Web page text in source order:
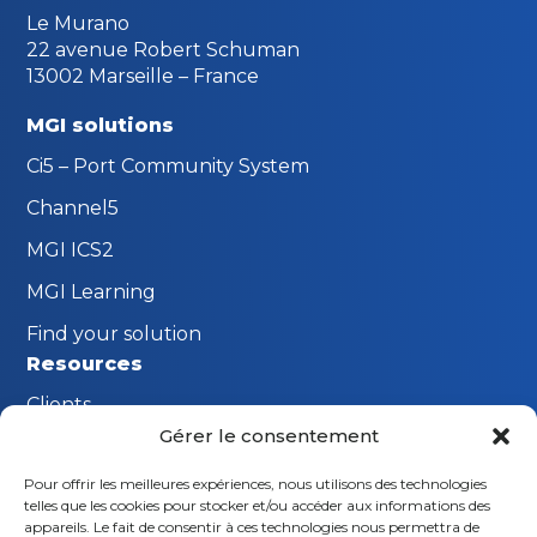
Gérer le consentement
Pour offrir les meilleures expériences, nous utilisons des technologies
telles que les cookies pour stocker et/ou accéder aux informations des
appareils. Le fait de consentir à ces technologies nous permettra de
Le Murano
22 avenue Robert Schuman
13002 Marseille – France
MGI solutions
Ci5 – Port Community System
Channel5
MGI ICS2
MGI Learning
Find your solution
Resources
Clients
The MGI Innovation Lab
Stay connected